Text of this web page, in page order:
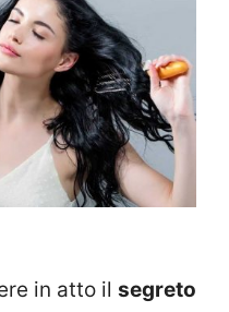
in atto il segreto